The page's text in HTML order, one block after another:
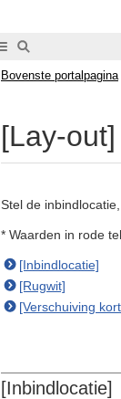
Bovenste portalpagina
[Lay-out]
Stel de
* Waarden in rode
[Inbindlocatie]
[Rugwit]
[Verschuiving
[Inbindlocatie]